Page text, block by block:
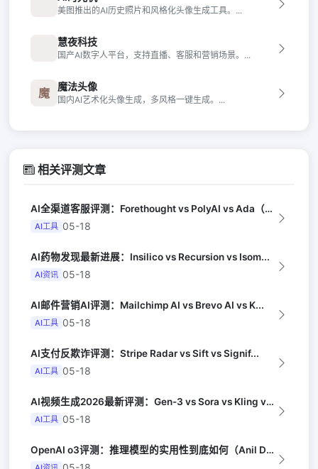
美图推出的AI历史照片和风格化头像生成工具。...
慧夜科技
国产AI数字人平台，支持直播、客服和营销场景。...
魔 魔法头像
国内AI艺术化头像生成，多风格一键生成。...
相关评测文章
AI全渠道客服评测：Forethought vs PolyAI vs Ada（G...
AI工具 05-18
AI药物发现最新进展：Insilico vs Recursion vs Isom...
AI资讯 05-18
AI邮件营销AI评测：Mailchimp AI vs Brevo AI vs K...
AI工具 05-18
AI支付反欺诈评测：Stripe Radar vs Sift vs Signif...
AI工具 05-18
AI视频生成2026最新评测：Gen-3 vs Sora vs Kling vs...
AI工具 05-18
OpenAI o3评测：推理模型的实用性到底如何（Anil Dash）